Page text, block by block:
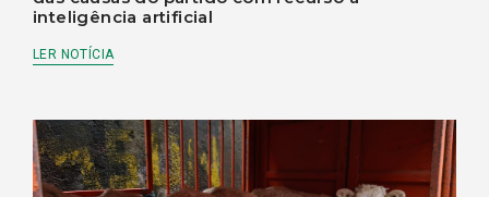
inteligência artificial
LER NOTÍCIA